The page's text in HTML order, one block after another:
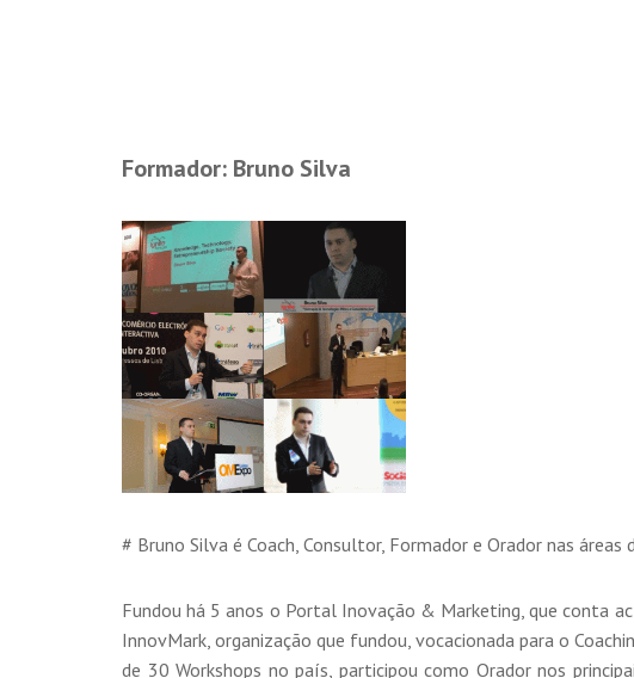
Formador: Bruno Silva
# Bruno Silva é Coach, Consultor, Formador e Orador nas
Fundou há 5 anos o Portal Inovação & Marketing, que conta
InnovMark, organização que fundou, vocacionada para o
de 30 Workshops no país, participou como Orador nos